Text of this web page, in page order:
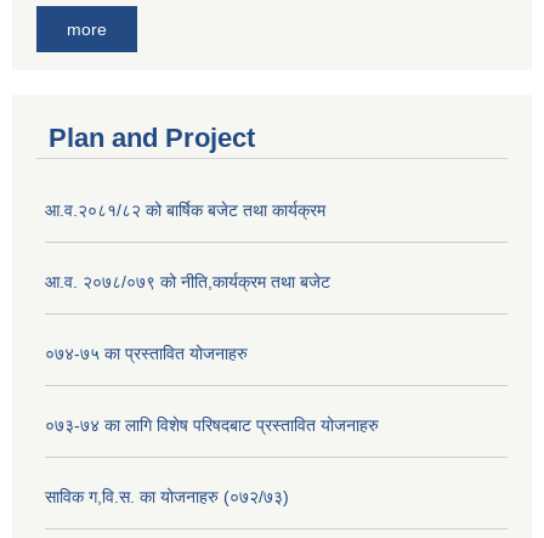
more
Plan and Project
आ.व.२०८१/८२ को बार्षिक बजेट तथा कार्यक्रम
आ.व. २०७८/०७९ को नीति,कार्यक्रम तथा बजेट
०७४-७५ का प्रस्तावित योजनाहरु
०७३-७४ का लागि विशेष परिषदबाट प्रस्तावित योजनाहरु
साविक ग,वि.स. का योजनाहरु (०७२/७३)